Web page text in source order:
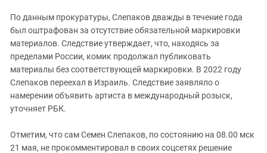
По данным прокуратуры, Слепаков дважды в течение года
был оштрафован за отсутствие обязательной маркировки
материалов. Следствие утверждает, что, находясь за
пределами России, комик продолжал публиковать
материалы без соответствующей маркировки. В 2022 году
Слепаков переехал в Израиль. Следствие заявляло о
намерении объявить артиста в международный розыск,
уточняет РБК.
Отметим, что сам Семен Слепаков, по состоянию на 08.00 мск
21 мая, не прокомментировал в своих соцсетях решение